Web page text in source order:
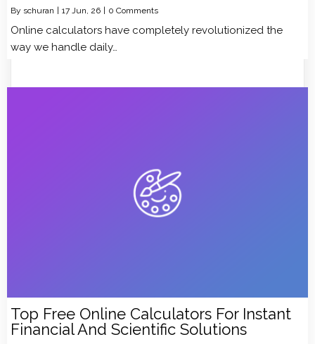
By schuran | 17 Jun, 26 | 0 Comments
Online calculators have completely revolutionized the
way we handle daily…
Top Free Online Calculators For Instant
Financial And Scientific Solutions